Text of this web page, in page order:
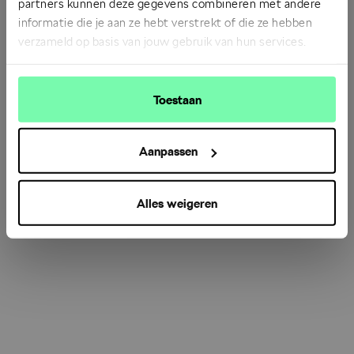
partners kunnen deze gegevens combineren met andere
informatie die je aan ze hebt verstrekt of die ze hebben
verzameld op basis van jouw gebruik van hun services.
Toestaan
Aanpassen
Alles weigeren